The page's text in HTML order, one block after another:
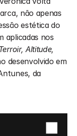
não apenas
aplicadas nos
Altitude,
desenvolvido em
da